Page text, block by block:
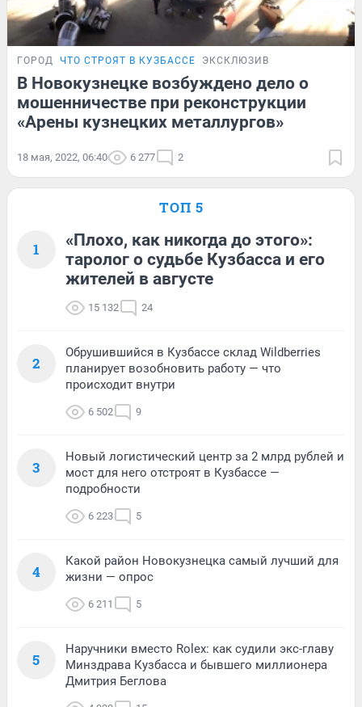
ГОРОД ЧТО СТРОЯТ В КУЗБАССЕ ЭКСКЛЮЗИВ
В Новокузнецке возбуждено дело о
мошенничестве при реконструкции
«Арены кузнецких металлургов»
18 мая, 2022, 06:40 6 277 2
ТОП 5
1
«Плохо, как никогда до этого»:
таролог о судьбе Кузбасса и его
жителей в августе
15 132 24
2
Обрушившийся в Кузбассе склад Wildberries
планирует возобновить работу — что
происходит внутри
6 502 9
3
Новый логистический центр за 2 млрд рублей и
мост для него отстроят в Кузбассе —
подробности
6 223 5
4
Какой район Новокузнецка самый лучший для
жизни — опрос
6 211 5
5
Наручники вместо Rolex: как судили экс-главу
Минздрава Кузбасса и бывшего миллионера
Дмитрия Беглова